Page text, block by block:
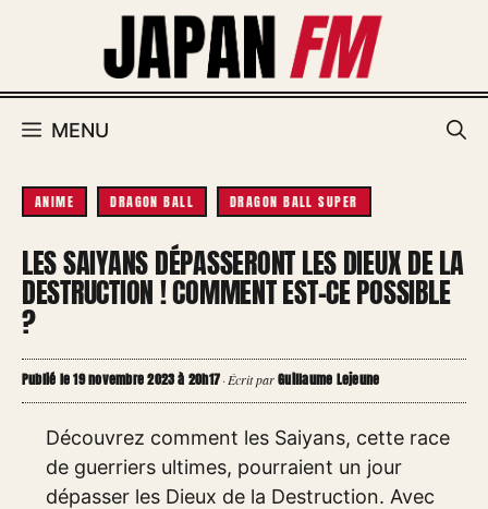
MENU
ANIME DRAGON BALL DRAGON BALL SUPER
LES SAIYANS DÉPASSERONT LES DIEUX DE LA
DESTRUCTION ! COMMENT EST-CE POSSIBLE
?
Publié le 19 novembre 2023 à 20h17·Écrit parGuillaume Lejeune
Découvrez comment les Saiyans, cette race
de guerriers ultimes, pourraient un jour
dépasser les Dieux de la Destruction. Avec